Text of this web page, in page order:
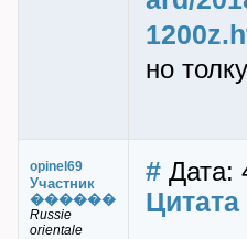
но
opinel69
Участник
������
Russie
orientale
# Дата:
Цитата